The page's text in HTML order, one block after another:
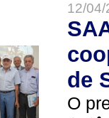
12/
de
O